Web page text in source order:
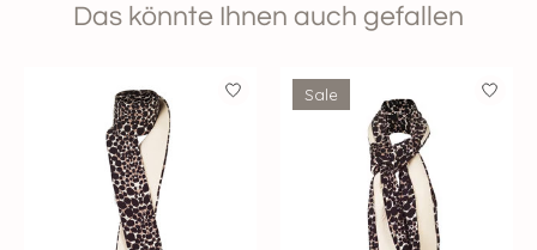
Das könnte Ihnen auch gefallen
Produkt-Karussell-Artikel
Sale